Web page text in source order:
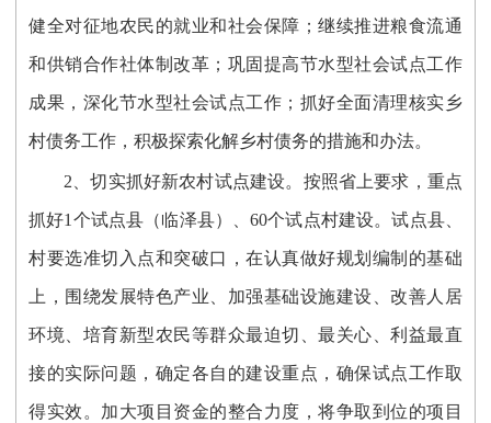
健全对征地农民的就业和社会保障；继续推进粮食流通
和供销合作社体制改革；巩固提高节水型社会试点工作
成果，深化节水型社会试点工作；抓好全面清理核实乡
村债务工作，积极探索化解乡村债务的措施和办法。
2、切实抓好新农村试点建设。按照省上要求，重点
抓好1个试点县（临泽县）、60个试点村建设。试点县、
村要选准切入点和突破口，在认真做好规划编制的基础
上，围绕发展特色产业、加强基础设施建设、改善人居
环境、培育新型农民等群众最迫切、最关心、利益最直
接的实际问题，确定各自的建设重点，确保试点工作取
得实效。加大项目资金的整合力度，将争取到位的项目